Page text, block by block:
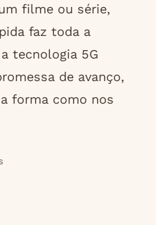
filme ou série,
faz toda a
tecnologia 5G
de avanço,
forma como nos